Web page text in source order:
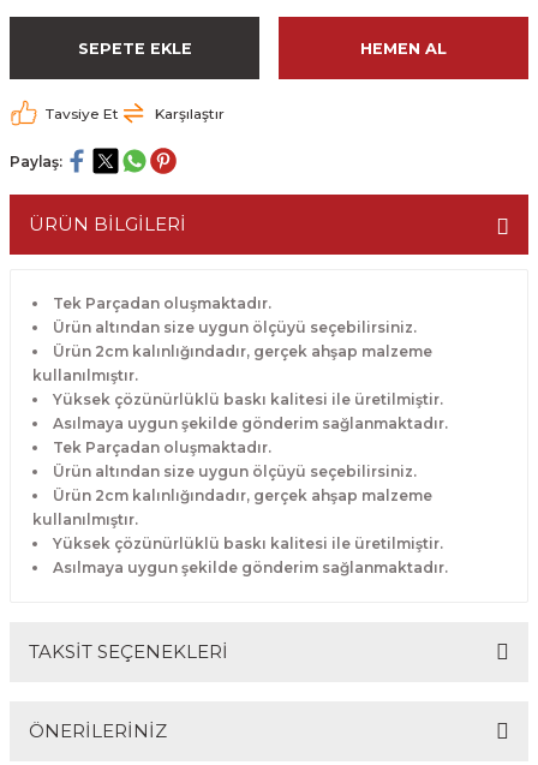
SEPETE EKLE HEMEN AL
Tavsiye Et Karşılaştır
Paylaş:
ÜRÜN BİLGİLERİ
Tek Parçadan oluşmaktadır.
Ürün altından size uygun ölçüyü seçebilirsiniz.
Ürün 2cm kalınlığındadır, gerçek ahşap malzeme
kullanılmıştır.
Yüksek çözünürlüklü baskı kalitesi ile üretilmiştir.
Asılmaya uygun şekilde gönderim sağlanmaktadır.
Tek Parçadan oluşmaktadır.
Ürün altından size uygun ölçüyü seçebilirsiniz.
Ürün 2cm kalınlığındadır, gerçek ahşap malzeme
kullanılmıştır.
Yüksek çözünürlüklü baskı kalitesi ile üretilmiştir.
Asılmaya uygun şekilde gönderim sağlanmaktadır.
TAKSİT SEÇENEKLERİ
ÖNERİLERİNİZ